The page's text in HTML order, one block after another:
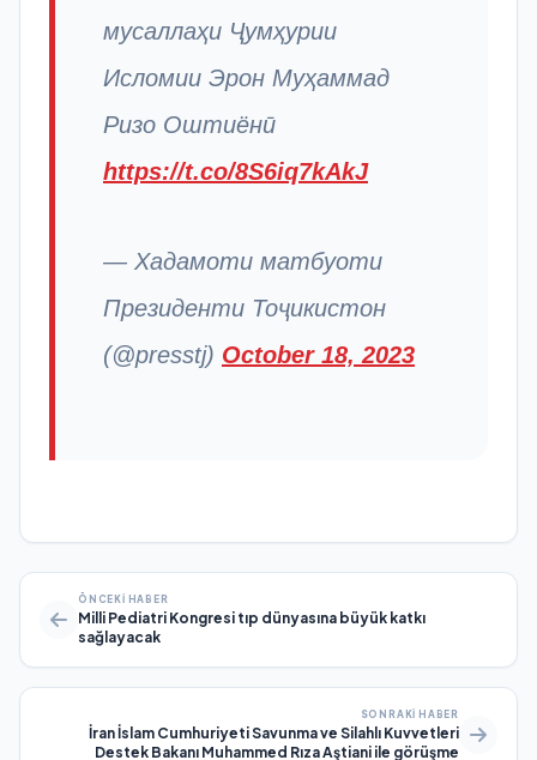
мусаллаҳи Ҷумҳурии
Исломии Эрон Муҳаммад
Ризо Оштиёнӣ
https://t.co/8S6iq7kAkJ
— Хадамоти матбуоти
Президенти Тоҷикистон
(@presstj) October 18, 2023
ÖNCEKI HABER
Milli Pediatri Kongresi tıp dünyasına büyük katkı
sağlayacak
SONRAKI HABER
İran İslam Cumhuriyeti Savunma ve Silahlı Kuvvetleri
Destek Bakanı Muhammed Rıza Aştiani ile görüşme